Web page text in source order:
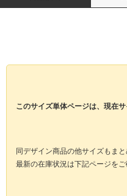
このサイズ単体ページは、現在
同デザイン商品の他サイズもま
最新の在庫状況は下記ページをご